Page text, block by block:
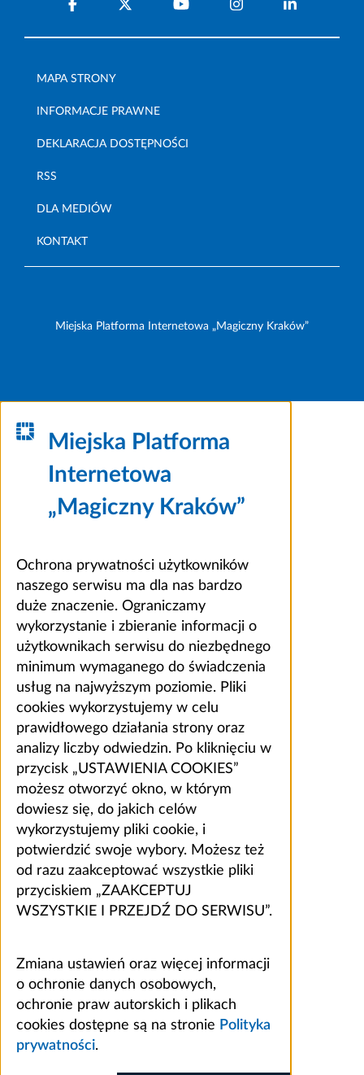
MAPA STRONY
INFORMACJE PRAWNE
DEKLARACJA DOSTĘPNOŚCI
RSS
DLA MEDIÓW
KONTAKT
Miejska Platforma Internetowa „Magiczny Kraków”
Miejska Platforma
Internetowa
„Magiczny Kraków”
Ochrona prywatności użytkowników
naszego serwisu ma dla nas bardzo
duże znaczenie. Ograniczamy
wykorzystanie i zbieranie informacji o
użytkownikach serwisu do niezbędnego
minimum wymaganego do świadczenia
usług na najwyższym poziomie. Pliki
cookies wykorzystujemy w celu
prawidłowego działania strony oraz
analizy liczby odwiedzin. Po kliknięciu w
przycisk „USTAWIENIA COOKIES”
możesz otworzyć okno, w którym
dowiesz się, do jakich celów
wykorzystujemy pliki cookie, i
potwierdzić swoje wybory. Możesz też
od razu zaakceptować wszystkie pliki
przyciskiem „ZAAKCEPTUJ
WSZYSTKIE I PRZEJDŹ DO SERWISU”.
Zmiana ustawień oraz więcej informacji
o ochronie danych osobowych,
ochronie praw autorskich i plikach
cookies dostępne są na stronie Polityka
prywatności.